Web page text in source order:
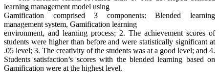
learning management model using
Gamification comprised 3 components: Blended learning
management system, Gamification learning
environment, and learning process; 2. The achievement scores of
students were higher than before and were statistically significant at
.05 level; 3. The creativity of the students was at a good level; and 4.
Students satisfaction’s scores with the blended learning based on
Gamification were at the highest level.